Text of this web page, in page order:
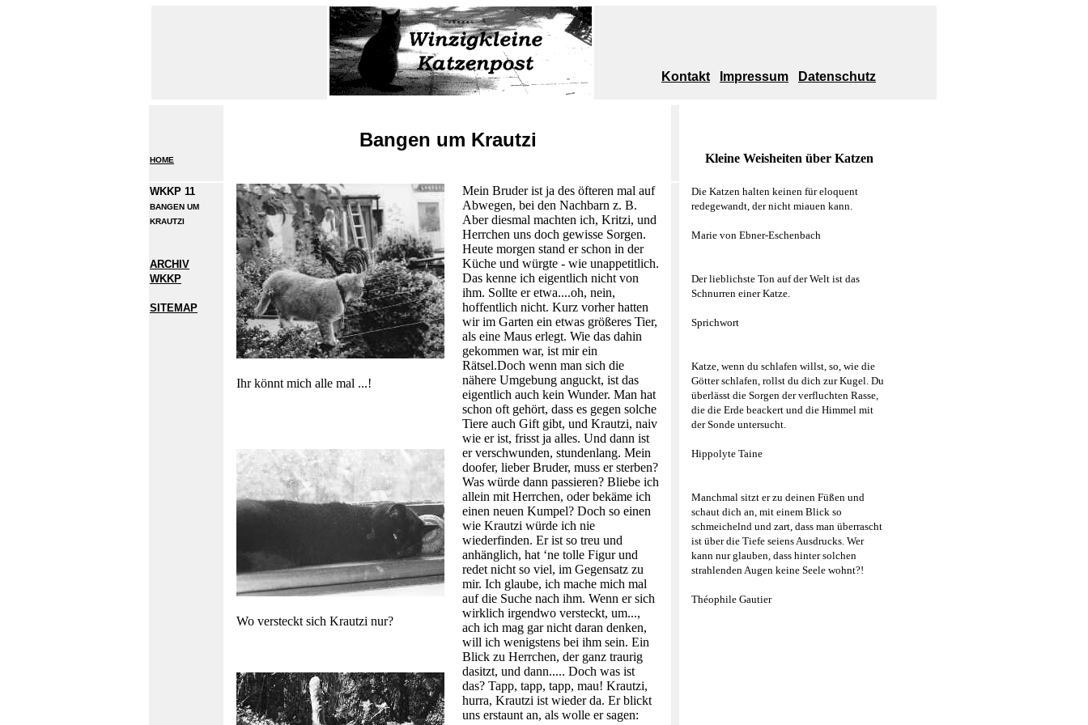
Kontakt Impressum Datenschutz
HOME
Bangen um Krautzi
Kleine Weisheiten über Katzen
WKKP 11
BANGEN UM
KRAUTZI
ARCHIV
WKKP
SITEMAP
Ihr könnt mich alle mal ...!
Wo versteckt sich Krautzi nur?
Mein Bruder ist ja des öfteren mal auf
Abwegen, bei den Nachbarn z. B.
Aber diesmal machten ich, Kritzi, und
Herrchen uns doch gewisse Sorgen.
Heute morgen stand er schon in der
Küche und würgte - wie unappetitlich.
Das kenne ich eigentlich nicht von
ihm. Sollte er etwa....oh, nein,
hoffentlich nicht. Kurz vorher hatten
wir im Garten ein etwas größeres Tier,
als eine Maus erlegt. Wie das dahin
gekommen war, ist mir ein
Rätsel.Doch wenn man sich die
nähere Umgebung anguckt, ist das
eigentlich auch kein Wunder. Man hat
schon oft gehört, dass es gegen solche
Tiere auch Gift gibt, und Krautzi, naiv
wie er ist, frisst ja alles. Und dann ist
er verschwunden, stundenlang. Mein
doofer, lieber Bruder, muss er sterben?
Was würde dann passieren? Bliebe ich
allein mit Herrchen, oder bekäme ich
einen neuen Kumpel? Doch so einen
wie Krautzi würde ich nie
wiederfinden. Er ist so treu und
anhänglich, hat ‘ne tolle Figur und
redet nicht so viel, im Gegensatz zu
mir. Ich glaube, ich mache mich mal
auf die Suche nach ihm. Wenn er sich
wirklich irgendwo versteckt, um...,
ach ich mag gar nicht daran denken,
will ich wenigstens bei ihm sein. Ein
Blick zu Herrchen, der ganz traurig
dasitzt, und dann..... Doch was ist
das? Tapp, tapp, tapp, mau! Krautzi,
hurra, Krautzi ist wieder da. Er blickt
uns erstaunt an, als wolle er sagen:
Die Katzen halten keinen für eloquent
redegewandt, der nicht miauen kann.
Marie von Ebner-Eschenbach
Der lieblichste Ton auf der Welt ist das
Schnurren einer Katze.
Sprichwort
Katze, wenn du schlafen willst, so, wie die
Götter schlafen, rollst du dich zur Kugel. Du
überlässt die Sorgen der verfluchten Rasse,
die die Erde beackert und die Himmel mit
der Sonde untersucht.
Hippolyte Taine
Manchmal sitzt er zu deinen Füßen und
schaut dich an, mit einem Blick so
schmeichelnd und zart, dass man überrascht
ist über die Tiefe seiens Ausdrucks. Wer
kann nur glauben, dass hinter solchen
strahlenden Augen keine Seele wohnt?!
Théophile Gautier